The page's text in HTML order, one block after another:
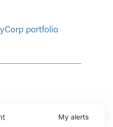
portfolio
My alerts